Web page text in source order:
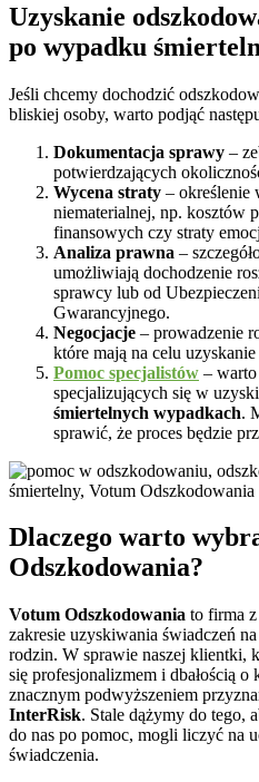
Uzyskanie
po wypadku
Jeśli chcemy dochodzić
bliskiej osoby, warto podjąć
Dokumentacja sprawy –
potwierdzających
Wycena straty – określenie
niematerialnej, np. kosztów
finansowych czy straty
Analiza prawna –
umożliwiają dochodzenie
sprawcy lub od
Gwarancyjnego.
Negocjacje – prowadzenie
które mają na celu
Pomoc specjalistów –
specjalizujących się w
śmiertelnych wypadkach.
sprawić, że proces będzie
Dlaczego warto
Odszkodowania?
Votum Odszkodowania to firma
zakresie uzyskiwania świadczeń
rodzin. W sprawie naszej klientki,
się profesjonalizmem i dbałością
znacznym podwyższeniem
InterRisk. Stale dążymy do tego,
do nas po pomoc, mogli liczyć na
świadczenia.